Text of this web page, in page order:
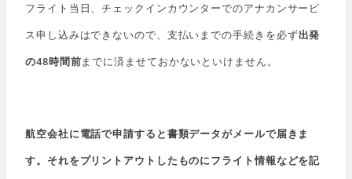
フライト当日、チェックインカウンターでのアナカンサービ
ス申し込みはできないので、支払いまでの手続きを必ず出発
の48時間前までに済ませておかないといけません。
航空会社に電話で申請すると書類データがメールで届きま
す。それをプリントアウトしたものにフライト情報などを記